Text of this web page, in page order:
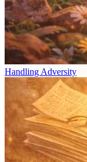
Handling Adversity